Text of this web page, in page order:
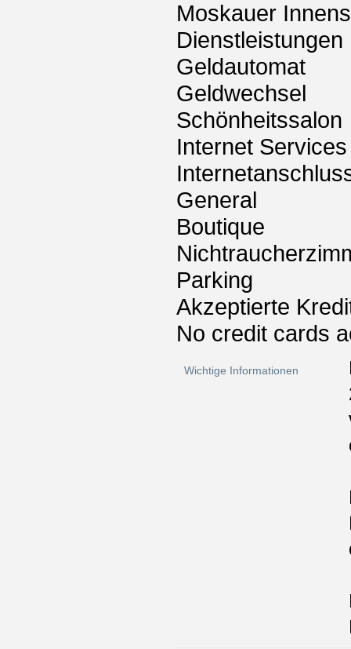
Moskauer
Dienstleistungen
Geldautomat
Geldwechsel
Schönheitssalon
Internet Services
General
Boutique
Parking
Akzeptierte
No credit cards
Wichtige Informationen